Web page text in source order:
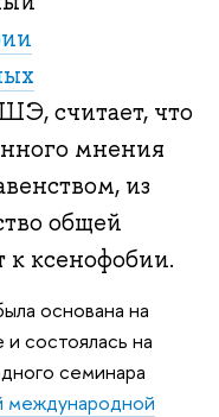
считает, что
мнения
из
общей
ксенофобии.
основана на
и состоялась на
семинара
международной